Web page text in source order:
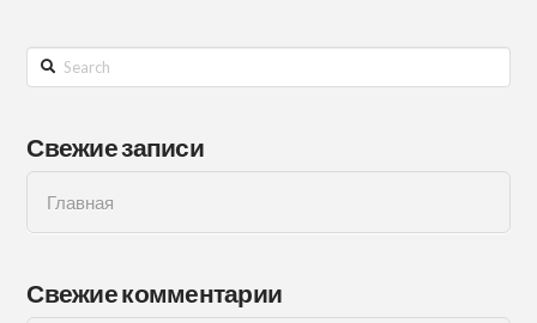
Search
Свежие записи
Главная
Свежие комментарии